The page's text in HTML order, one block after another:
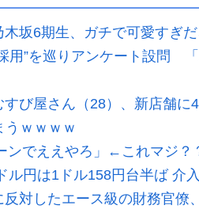
木坂6期生、ガチで可愛すぎ
用”を巡りアンケート設問
び屋さん（28）、新店舗
うｗｗｗｗ
ンでええやろ」←これマジ？
ル円は1ドル158円台半ば 介
反対したエース級の財務官僚